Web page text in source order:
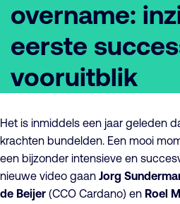
overname:
eerste
vooruitblik
Het is inmiddels een jaar geleden
krachten bundelden. Een mooi
een bijzonder intensieve en
nieuwe video gaan Jorg
de Beijer (CCO Cardano) en Roel